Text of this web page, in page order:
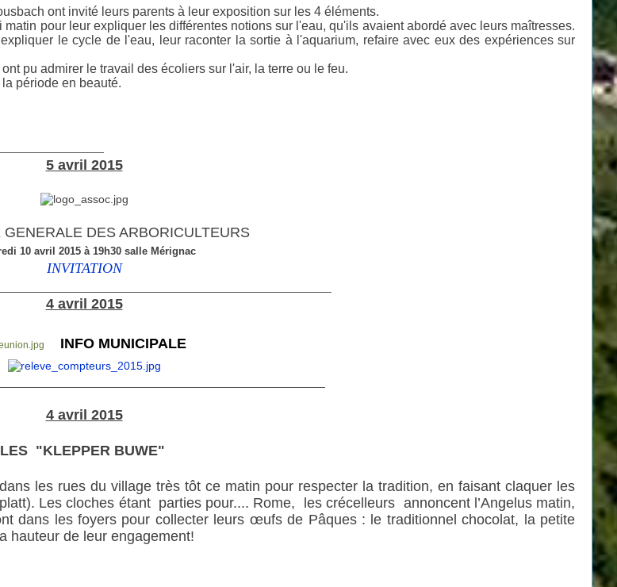
ont invité leurs parents à leur exposition sur les 4 éléments.
pour leur expliquer les différentes notions sur l'eau, qu'ils avaient abordé avec leurs maîtresses.
le cycle de l'eau, leur raconter la sortie à l'aquarium, refaire avec eux des expériences sur
pu admirer le travail des écoliers sur l'air, la terre ou le feu.
période en beauté.
5 avril 2015
DES ARBORICULTEURS
10 avril 2015 à 19h30 salle Mérignac
INVITATION
4 avril 2015
INFO MUNICIPALE
4 avril 2015
LES "KLEPPER BUWE"
les rues du village très tôt ce matin pour respecter la tradition, en faisant claquer les
Les cloches étant parties pour.... Rome, les crécelleurs annoncent l’Angelus matin,
dans les foyers pour collecter leurs œufs de Pâques : le traditionnel chocolat, la petite
hauteur de leur engagement!